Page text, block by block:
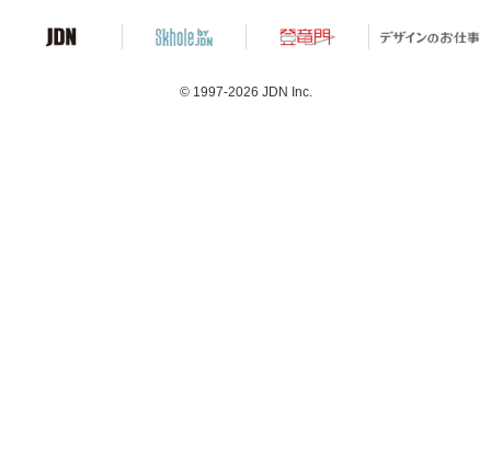
© 1997-2026 JDN Inc.